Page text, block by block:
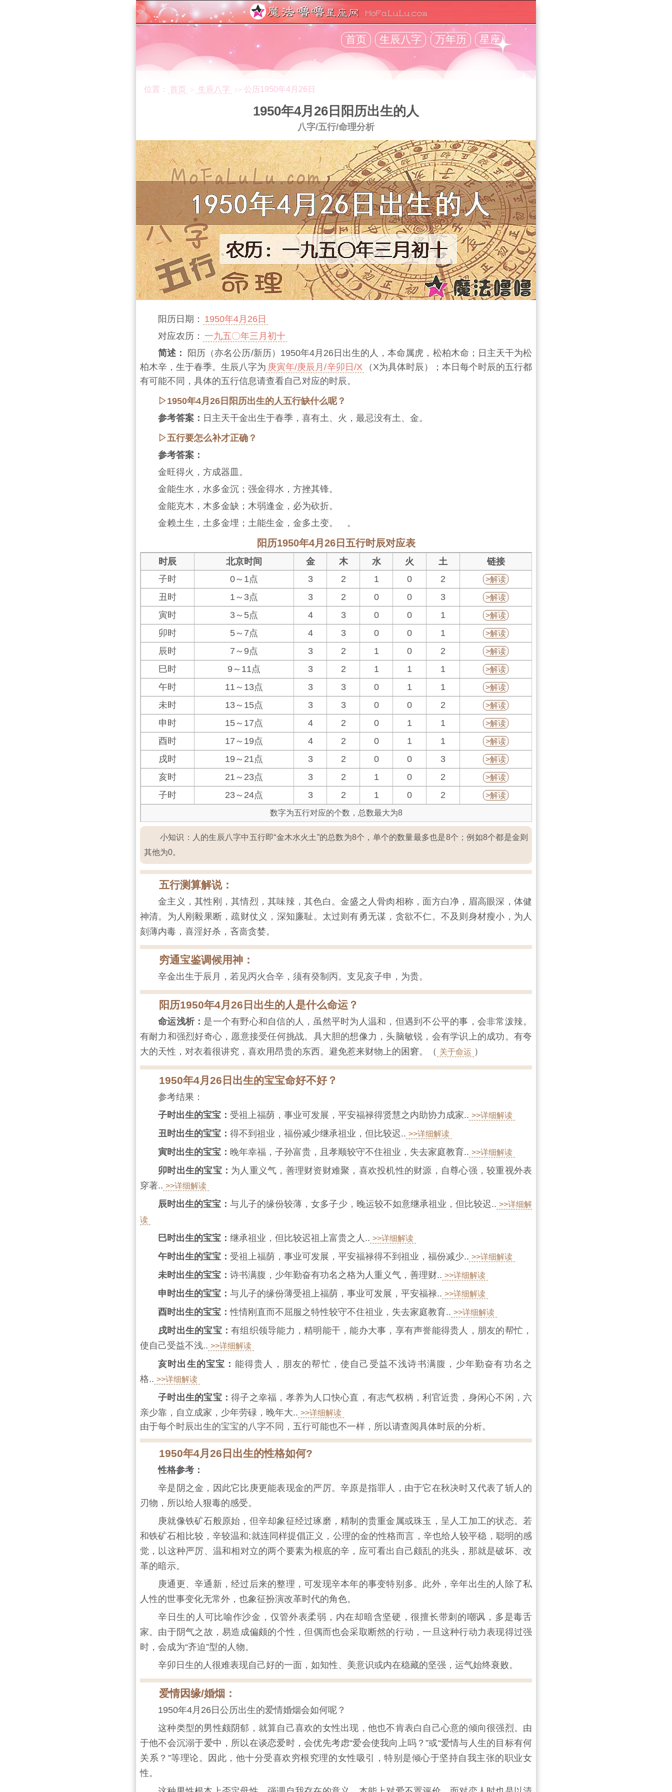
首页 生辰八字 万年历 星座
位置： 首页 > 生辰八字 >> 公历1950年4月26日
1950年4月26日阳历出生的人
八字/五行/命理分析
阳历日期： 1950年4月26日
对应农历： 一九五〇年三月初十
简述：
阳历（亦名公历/新历）1950年4月26日出生的人，本命属虎，松柏木命；日主天干为松
柏木辛，生于春季。生辰八字为 庚寅年/庚辰月/辛卯日/X
（X为具体时辰）；本日每个时辰的五行都
有可能不同，具体的五行信息请查看自己对应的时辰。
▷1950年4月26日阳历出生的人五行缺什么呢？
参考答案： 日主天干金出生于春季，喜有土、火，最忌没有土、金。
▷五行要怎么补才正确？
参考答案：
金旺得火，方成器皿。
金能生水，水多金沉；强金得水，方挫其锋。
金能克木，木多金缺；木弱逢金，必为砍折。
金赖土生，土多金埋；土能生金，金多土变。 。
阳历1950年4月26日五行时辰对应表
时辰 北京时间 金 木 水 火 土
链接
子时
0～1点 3 2 1 0 2 >解读
丑时 1～3点 3 2 0 0 3 >解读
寅时 3～5点 4 3 0 0 1 >解读
卯时 5～7点 4 3 0 0 1 >解读
辰时 7～9点 3 2 1 0 2 >解读
巳时 9～11点 3 2 1 1 1 >解读
午时 11～13点 3 3 0 1 1 >解读
未时 13～15点 3 3 0 0 2 >解读
申时 15～17点 4 2 0 1 1 >解读
酉时 17～19点 4 2 0 1 1 >解读
戌时 19～21点 3 2 0 0 3 >解读
亥时 21～23点 3 2 1 0 2 >解读
子时 23～24点 3 2 1 0 2 >解读
数字为五行对应的个数，总数最大为8
小知识：人的生辰八字中五行即“金木水火土”的总数为8个，单个的数量最多也是8个；例如8个都是金则
其他为0。
五行测算解说：
金主义，其性刚，其情烈，其味辣，其色白。金盛之人骨肉相称，面方白净，眉高眼深，体健
神清。为人刚毅果断，疏财仗义，深知廉耻。太过则有勇无谋，贪欲不仁。不及则身材瘦小，为人
刻薄内毒，喜淫好杀，吝啬贪婪。
穷通宝鉴调候用神：
辛金出生于辰月，若见丙火合辛，须有癸制丙。支见亥子申，为贵。
阳历1950年4月26日出生的人是什么命运？
命运浅析： 是一个有野心和自信的人，虽然平时为人温和，但遇到不公平的事，会非常泼辣。
有耐力和强烈好奇心，愿意接受任何挑战。具大胆的想像力，头脑敏锐，会有学识上的成功。有夸
大的天性，对衣着很讲究，喜欢用昂贵的东西。避免惹来财物上的困窘。（ 关于命运 ）
1950年4月26日出生的宝宝命好不好？
参考结果：
子时出生的宝宝： 受祖上福荫，事业可发展，平安福禄得贤慧之内助协力成家.. >>详细解读
丑时出生的宝宝： 得不到祖业，福份减少继承祖业，但比较迟.. >>详细解读
寅时出生的宝宝： 晚年幸福，子孙富贵，且孝顺较守不住祖业，失去家庭教育.. >>详细解读
卯时出生的宝宝： 为人重义气，善理财资财难聚，喜欢投机性的财源，自尊心强，较重视外表
穿著.. >>详细解读
辰时出生的宝宝：与儿子的缘份较薄，女多子少，晚运较不如意继承祖业，但比较迟.. >>详细解
读
巳时出生的宝宝： 继承祖业，但比较迟祖上富贵之人.. >>详细解读
午时出生的宝宝： 受祖上福荫，事业可发展，平安福禄得不到祖业，福份减少.. >>详细解读
未时出生的宝宝： 诗书满腹，少年勤奋有功名之格为人重义气，善理财.. >>详细解读
申时出生的宝宝： 与儿子的缘份薄受祖上福荫，事业可发展，平安福禄.. >>详细解读
酉时出生的宝宝：性情刚直而不屈服之特性较守不住祖业，失去家庭教育.. >>详细解读
戌时出生的宝宝： 有组织领导能力，精明能干，能办大事，享有声誉能得贵人，朋友的帮忙，
使自己受益不浅.. >>详细解读
亥时出生的宝宝： 能得贵人，朋友的帮忙，使自己受益不浅诗书满腹，少年勤奋有功名之
格.. >>详细解读
子时出生的宝宝： 得子之幸福，孝养为人口快心直，有志气权柄，利官近贵，身闲心不闲，六
亲少靠，自立成家，少年劳碌，晚年大.. >>详细解读
由于每个时辰出生的宝宝的八字不同，五行可能也不一样，所以请查阅具体时辰的分析。
1950年4月26日出生的性格如何?
性格参考：
辛是阴之金，因此它比庚更能表现金的严厉。辛原是指罪人，由于它在秋决时又代表了斩人的
刃物，所以给人狠毒的感受。
庚就像铁矿石般原始，但辛却象征经过琢磨，精制的贵重金属或珠玉，呈人工加工的状态。若
和铁矿石相比较，辛较温和;就连同样提倡正义，公理的金的性格而言，辛也给人较平稳，聪明的感
觉，以这种严厉、温和相对立的两个要素为根底的辛，应可看出自己颇乱的兆头，那就是破坏、改
革的暗示。
庚通更、辛通新，经过后来的整理，可发现辛本年的事变特别多。此外，辛年出生的人除了私
人性的世事变化无常外，也象征扮演改革时代的角色。
辛日生的人可比喻作沙金，仅管外表柔弱，内在却暗含坚硬，很擅长带刺的嘲讽，多是毒舌
家。由于阴气之故，易造成偏颇的个性，但偶而也会采取断然的行动，一旦这种行动力表现得过强
时，会成为“齐迫”型的人物。
辛卯日生的人很难表现自己好的一面，如知性、美意识或内在稳藏的坚强，运气始终衰败。
爱情因缘/婚烟：
1950年4月26日公历出生的爱情婚烟会如何呢？
这种类型的男性颇阴郁，就算自己喜欢的女性出现，他也不肯表白自己心意的倾向很强烈。由
于他不会沉溺于爱中，所以在谈恋爱时，会优先考虑“爱会使我向上吗？”或“爱情与人生的目标有何
关系？”等理论。因此，他十分受喜欢穷根究理的女性吸引，特别是倾心于坚持自我主张的职业女
性。